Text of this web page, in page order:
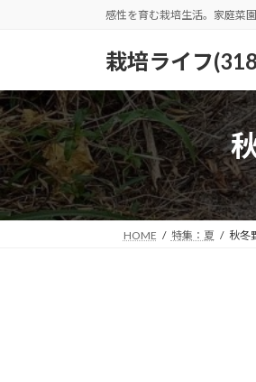
ツ
へ
ス
キ
ッ
プ
シ
ョ
ン
に
移
動
感性を育む栽培生活。家庭菜
栽培ライフ
HOME 特集：夏 秋冬